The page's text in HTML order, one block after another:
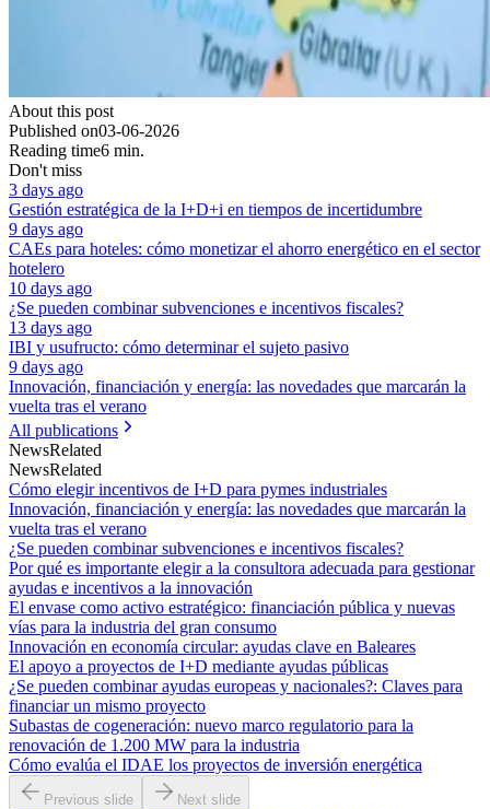
About this post
Published on03-06-2026
Reading time6 min.
Don't miss
3 days ago
Gestión estratégica de la I+D+i en tiempos de incertidumbre
9 days ago
CAEs para hoteles: cómo monetizar el ahorro energético en el sector
hotelero
10 days ago
¿Se pueden combinar subvenciones e incentivos fiscales?
13 days ago
IBI y usufructo: cómo determinar el sujeto pasivo
9 days ago
Innovación, financiación y energía: las novedades que marcarán la
vuelta tras el verano
All publications
NewsRelated
NewsRelated
Cómo elegir incentivos de I+D para pymes industriales
Innovación, financiación y energía: las novedades que marcarán la
vuelta tras el verano
¿Se pueden combinar subvenciones e incentivos fiscales?
Por qué es importante elegir a la consultora adecuada para gestionar
ayudas e incentivos a la innovación
El envase como activo estratégico: financiación pública y nuevas
vías para la industria del gran consumo
Innovación en economía circular: ayudas clave en Baleares
El apoyo a proyectos de I+D mediante ayudas públicas
¿Se pueden combinar ayudas europeas y nacionales?: Claves para
financiar un mismo proyecto
Subastas de cogeneración: nuevo marco regulatorio para la
renovación de 1.200 MW para la industria
Cómo evalúa el IDAE los proyectos de inversión energética
Previous slide Next slide